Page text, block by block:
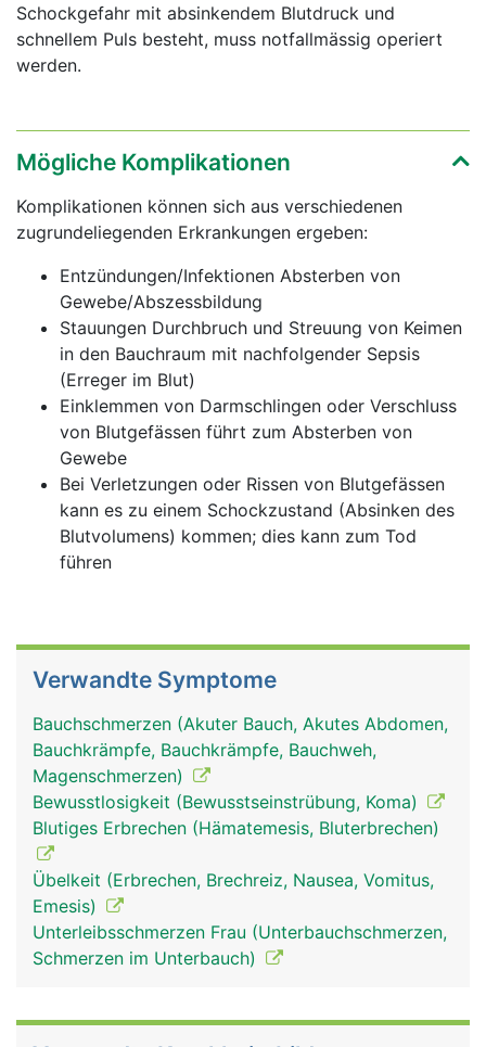
Schockgefahr mit absinkendem Blutdruck und
schnellem Puls besteht, muss notfallmässig operiert
werden.
Mögliche Komplikationen
Komplikationen können sich aus verschiedenen
zugrundeliegenden Erkrankungen ergeben:
Entzündungen/Infektionen Absterben von
Gewebe/Abszessbildung
Stauungen Durchbruch und Streuung von Keimen
in den Bauchraum mit nachfolgender Sepsis
(Erreger im Blut)
Einklemmen von Darmschlingen oder Verschluss
von Blutgefässen führt zum Absterben von
Gewebe
Bei Verletzungen oder Rissen von Blutgefässen
kann es zu einem Schockzustand (Absinken des
Blutvolumens) kommen; dies kann zum Tod
führen
Verwandte Symptome
Bauchschmerzen (Akuter Bauch, Akutes Abdomen,
Bauchkrämpfe, Bauchkrämpfe, Bauchweh,
Magenschmerzen)
Bewusstlosigkeit (Bewusstseinstrübung, Koma)
Blutiges Erbrechen (Hämatemesis, Bluterbrechen)
Übelkeit (Erbrechen, Brechreiz, Nausea, Vomitus,
Emesis)
Unterleibsschmerzen Frau (Unterbauchschmerzen,
Schmerzen im Unterbauch)